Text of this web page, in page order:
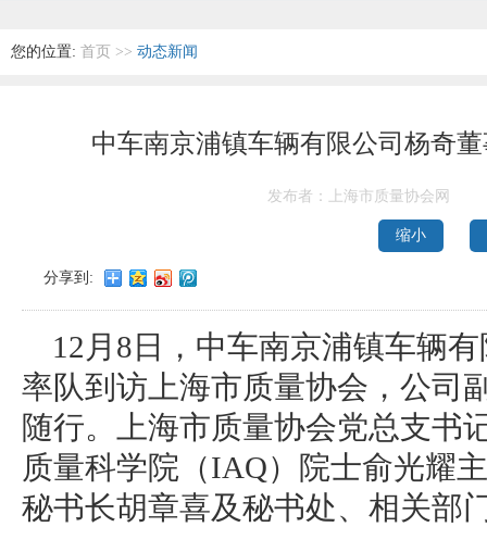
您的位置: 首页 >> 动态新闻
中车南京浦镇车辆有限公司杨奇
发布者：上海市质量协会网
缩小
分享到:
12月8日，中车南京浦镇车辆
率队到访上海市质量协会，公司
随行。上海市质量协会党总支书
质量科学院（IAQ）院士俞光耀
秘书长胡章喜及秘书处、相关部